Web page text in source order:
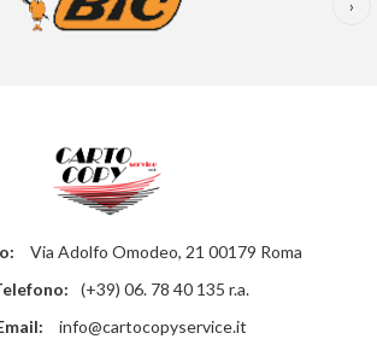
›
Via Adolfo Omodeo, 21 00179 Roma
(+39) 06. 78 40 135 r.a.
info@cartocopyservice.it